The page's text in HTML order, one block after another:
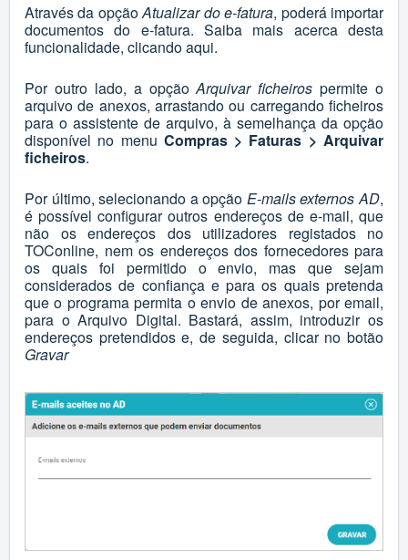
Através da opçãoAtualizar do e-fatura, poderá importar
documentos do e-fatura. Saiba mais acerca desta
funcionalidade, clicandoaqui.
Por outro lado, a opçãoArquivar ficheiros permite o
arquivo de anexos, arrastando ou carregando ficheiros
para o assistente de arquivo, à semelhança da opção
disponível no menu Compras > Faturas > Arquivar
ficheiros.
Por último, selecionando a opção E-mails externos AD,
é possível configurar outros endereços de e-mail, que
não os endereços dos utilizadores registados no
TOConline, nem os endereços dos fornecedores para
os quais foi permitido o envio, mas que sejam
considerados de confiança e para os quais pretenda
que o programa permita o envio de anexos, por email,
para o Arquivo Digital. Bastará, assim, introduzir os
endereços pretendidos e, de seguida, clicar no botão
Gravar